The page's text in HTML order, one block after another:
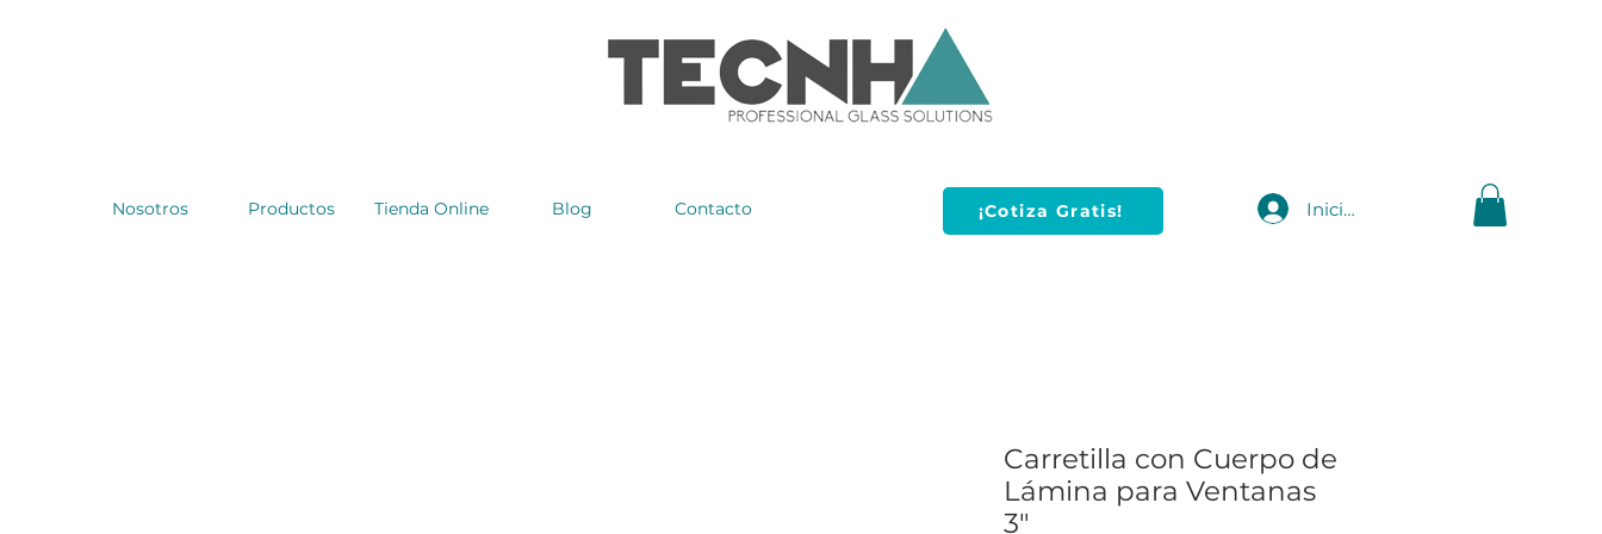
Nosotros Productos Tienda Online Blog Contacto ¡Cotiza Gratis! Iniciar sesión
Carretilla con Cuerpo de
Lámina para Ventanas
3"